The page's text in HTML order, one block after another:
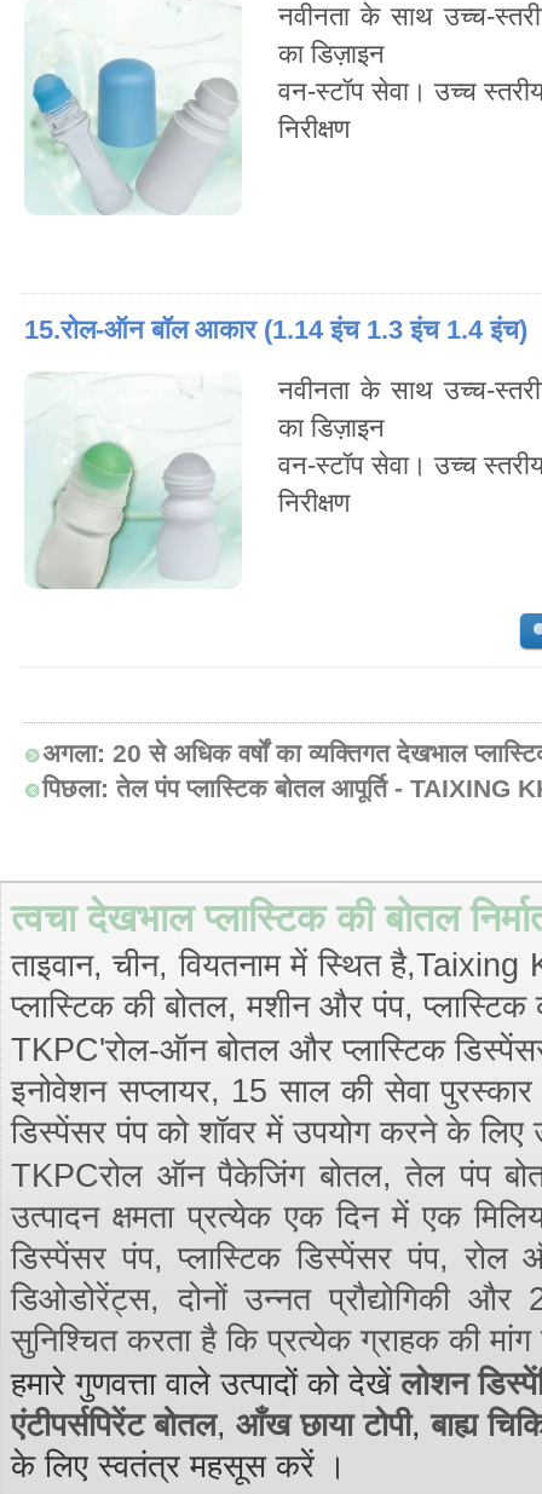
नवीनता के साथ उच्च-
का डिज़ाइन
वन-स्टॉप सेवा। उच्च
निरीक्षण
15.रोल-ऑन बॉल आकार (1.14 इंच 1.3 इंच 1.4 इंच)
नवीनता के साथ उच्च-
का डिज़ाइन
वन-स्टॉप सेवा। उच्च
निरीक्षण
अगला: 20 से अधिक वर्षों का व्यक्तिगत देखभाल
पिछला:तेल पंप प्लास्टिक बोतल आपूर्ति - TAIXING
त्वचा देखभाल प्लास्टिक की बोतल
ताइवान, चीन, वियतनाम में स्थित
प्लास्टिक की बोतल, मशीन और पंप, प्लास्टिक
TKPC'रोल-ऑन बोतल और प्लास्टिक डिस्पेंसर
इनोवेशन सप्लायर, 15 साल की सेवा पुरस्कार
डिस्पेंसर पंप को शॉवर में उपयोग करने के लिए
TKPCरोल ऑन पैकेजिंग बोतल, तेल पंप
उत्पादन क्षमता प्रत्येक एक दिन में एक
डिस्पेंसर पंप, प्लास्टिक डिस्पेंसर पंप,
डिओडोरेंट्स, दोनों उन्नत प्रौद्योगिकी
सुनिश्चित करता है कि प्रत्येक ग्राहक की मांग
हमारे गुणवत्ता वाले उत्पादों को देखेंलोशन
एंटीपर्सपिरेंट बोतल, आँख छाया टोपी,बाह्य
के लिए स्वतंत्र महसूस करें ।